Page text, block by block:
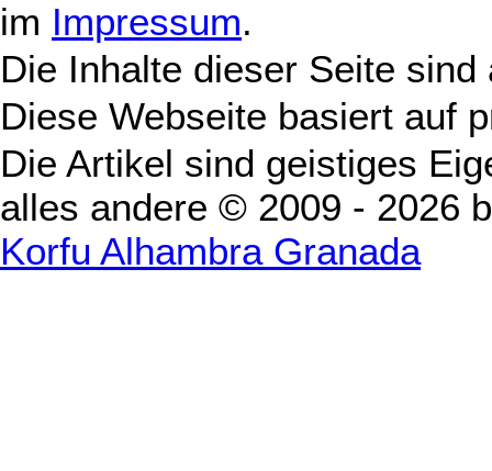
im Impressum.
Die Inhalte dieser Seite
Diese Webseite basiert auf
Die Artikel sind geistiges
alles andere © 2009 - 2026
Korfu Alhambra Granada